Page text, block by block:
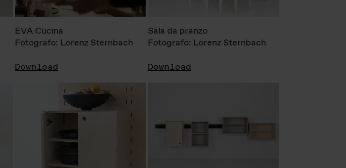
EVA Cucina
Fotografo: Lorenz Sternbach
Download
Sala da pranzo
Fotografo: Lorenz Sternbach
Download